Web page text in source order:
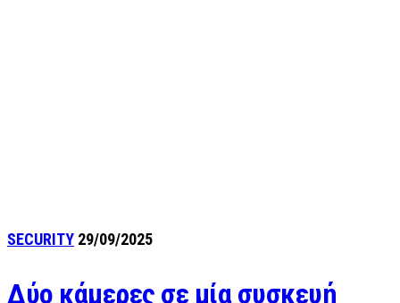
SECURITY 29/09/2025
Δύο κάμερες σε μία συσκευή